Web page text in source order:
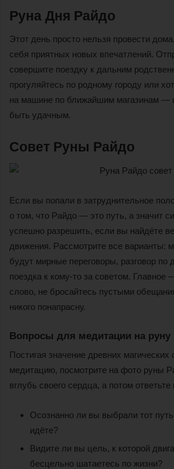
Руна Дня Райдо
Этот день просто нельзя провести
себя приятных новых впечатлений.
совершите поездку к дальним
прогуляйтесь по родному городу или
на машине по ближайшим магазинам —
быть удачным.
Совет Руны Райдо
Если вы попали в затруднительное
о том, что Райдо — это путь, а значит
успешно разрешить, если вы найдёте
движения. Рассмотрите все варианты:
будут мирные переговоры, разговор
поездка к кому-то за советом. Главное
слово, не бросайтесь пустыми
никого понапрасну.
Вопросы для медитации на руну
Постигая значение древних магических
медитацию, посмотрите на фото руны
вглубь своего сердца, а потом
Осознанно ли вы выбрали тот
идёте?
Видите ли вы цель, к которой
бесцельно шатаетесь по жизни?